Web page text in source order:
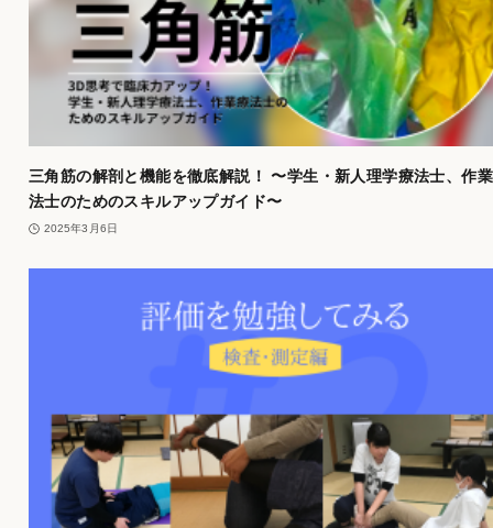
三角筋の解剖と機能を徹底解説！ 〜学生・新人理学療法士、作
法士のためのスキルアップガイド〜
2025年3月6日